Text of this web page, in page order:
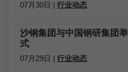
07月30日 | 行业动态
沙钢集团与中国钢研集团
式
07月29日 | 行业动态